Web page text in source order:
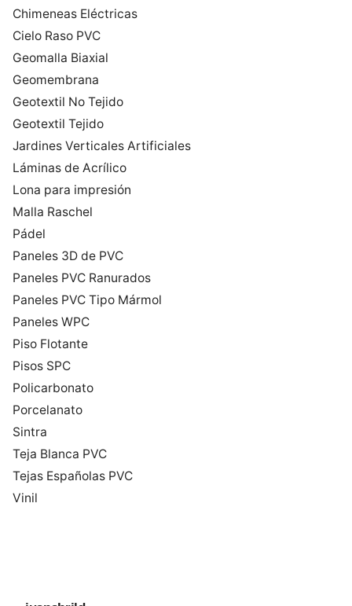
Chimeneas Eléctricas
Cielo Raso PVC
Geomalla Biaxial
Geomembrana
Geotextil No Tejido
Geotextil Tejido
Jardines Verticales Artificiales
Láminas de Acrílico
Lona para impresión
Malla Raschel
Pádel
Paneles 3D de PVC
Paneles PVC Ranurados
Paneles PVC Tipo Mármol
Paneles WPC
Piso Flotante
Pisos SPC
Policarbonato
Porcelanato
Sintra
Teja Blanca PVC
Tejas Españolas PVC
Vinil